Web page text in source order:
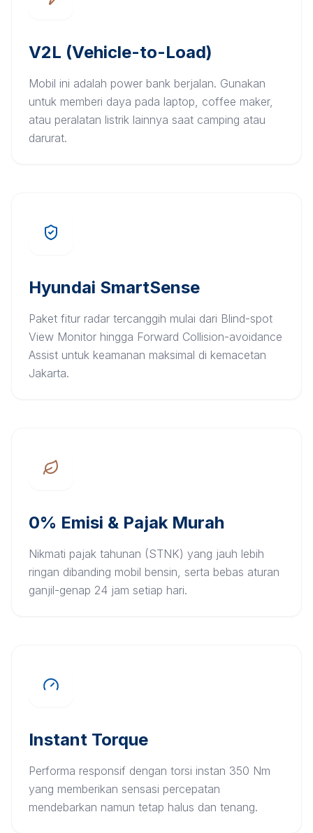
V2L (Vehicle-to-Load)
Mobil ini adalah power bank berjalan. Gunakan
untuk memberi daya pada laptop, coffee maker,
atau peralatan listrik lainnya saat camping atau
darurat.
Hyundai SmartSense
Paket fitur radar tercanggih mulai dari Blind-spot
View Monitor hingga Forward Collision-avoidance
Assist untuk keamanan maksimal di kemacetan
Jakarta.
0% Emisi & Pajak Murah
Nikmati pajak tahunan (STNK) yang jauh lebih
ringan dibanding mobil bensin, serta bebas aturan
ganjil-genap 24 jam setiap hari.
Instant Torque
Performa responsif dengan torsi instan 350 Nm
yang memberikan sensasi percepatan
mendebarkan namun tetap halus dan tenang.